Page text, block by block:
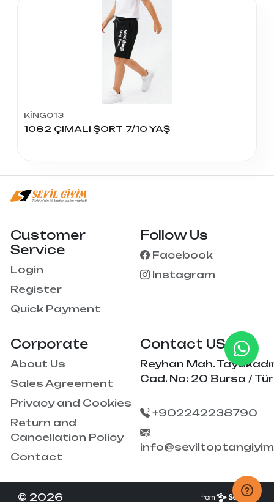
KİNG013
1082 ÇIMALI ŞORT 7/10 YAŞ
Corporate
About Us
Sales Agreement
Privacy and Cookies
Return and
Cancellation Policy
Contact
Customer
Service
Login
Register
Quick Payment
Follow Us
Facebook
Instagram
Contact US
Reyhan Mah.
Cad. No: 20 Bursa /
+902242238790
© 2026